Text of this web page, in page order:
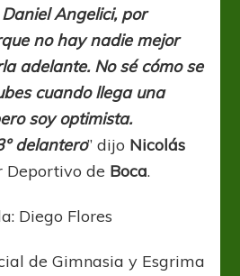
Angelici, por
no hay nadie mejor
adelante. No sé cómo se
cuando llega una
soy optimista.
delantero” dijo Nicolás
Deportivo de Boca.
Diego Flores
de Gimnasia y Esgrima